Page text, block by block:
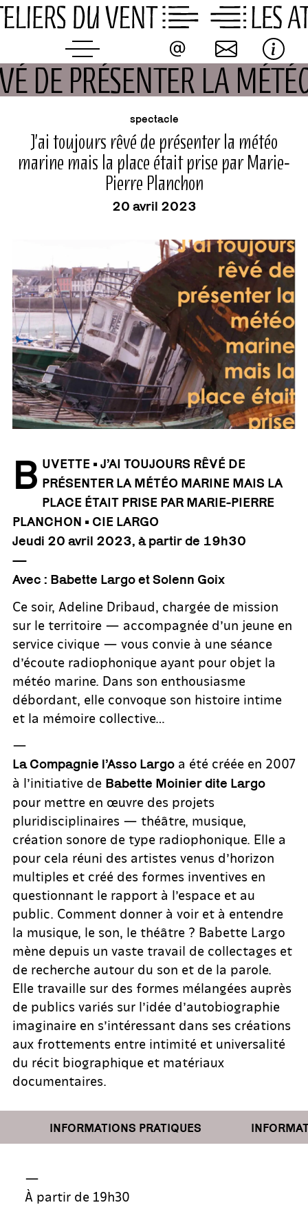
Skip
to
DE PRÉSENTER LA
buvette
événement
spectacle
J’ai toujours rêvé de présenter la météo
marine mais la place était prise par Marie-
Pierre Planchon
20 avril 2023
B UVETTE • J’AI TOUJOURS RÊVÉ DE
PRÉSENTER LA MÉTÉO MARINE MAIS LA
PLACE ÉTAIT PRISE PAR MARIE-PIERRE
PLANCHON • CIE LARGO
Jeudi 20 avril 2023, à partir de 19h30
—
Avec : Babette Largo et Solenn Goix
Ce soir, Adeline Dribaud, chargée de mission
sur le territoire — accompagnée d’un jeune en
service civique — vous convie à une séance
d’écoute radiophonique ayant pour objet la
météo marine. Dans son enthousiasme
débordant, elle convoque son histoire intime
et la mémoire collective…
—
La Compagnie l’Asso Largo a été créée en 2007
à l’initiative de Babette Moinier dite Largo
pour mettre en œuvre des projets
pluridisciplinaires — théâtre, musique,
création sonore de type radiophonique. Elle a
pour cela réuni des artistes venus d’horizon
multiples et créé des formes inventives en
questionnant le rapport à l’espace et au
public. Comment donner à voir et à entendre
la musique, le son, le théâtre ? Babette Largo
mène depuis un vaste travail de collectages et
de recherche autour du son et de la parole.
Elle travaille sur des formes mélangées auprès
de publics variés sur l’idée d’autobiographie
imaginaire en s’intéressant dans ses créations
aux frottements entre intimité et universalité
du récit biographique et matériaux
documentaires.
INFORMATIONS PRATIQUES
—
À partir de 19h30